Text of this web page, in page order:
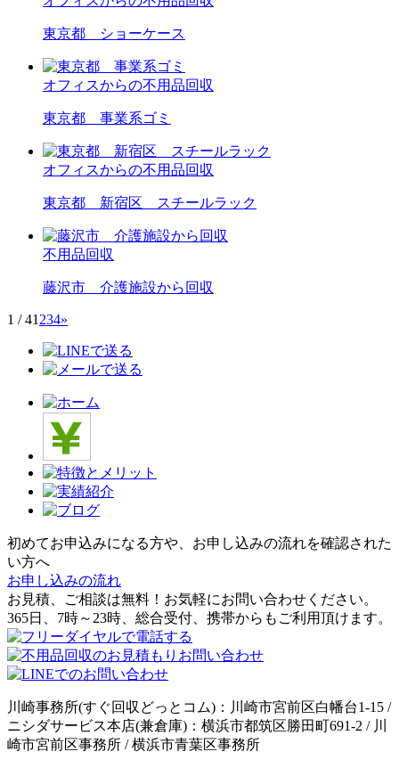
東京都 ショーケース
オフィスからの不用品回収
東京都 事業系ゴミ
オフィスからの不用品回収
東京都 新宿区 スチールラック
不用品回収
藤沢市 介護施設から回収
1 / 41 234»
初めてお申込みになる方や、お申し込みの流れを確認された
い方へ
お申し込みの流れ
お見積、ご相談は無料！お気軽にお問い合わせください。
365日、7時～23時、総合受付、携帯からもご利用頂けます。
川崎事務所(すぐ回収どっとコム)：川崎市宮前区白幡台1-15 /
ニシダサービス本店(兼倉庫)：横浜市都筑区勝田町691-2 / 川
崎市宮前区事務所 / 横浜市青葉区事務所